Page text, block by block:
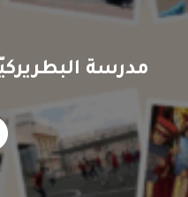
مدرسة